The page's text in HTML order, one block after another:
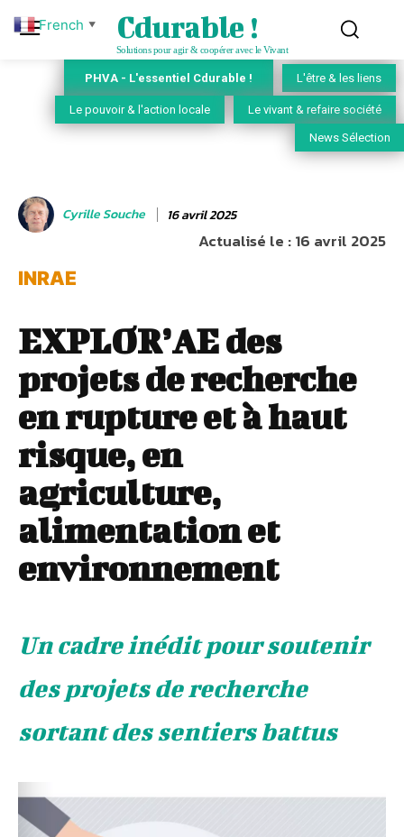
Cdurable !
Solutions pour agir & coopérer avec le Vivant
PHVA - L'essentiel Cdurable ! L'être & les liens
Le pouvoir & l'action locale Le vivant & refaire société
News Sélection
Cyrille Souche 16 avril 2025
Actualisé le :16 avril 2025
INRAE
EXPLOR’AE des
projets de recherche
en rupture et à haut
risque, en
agriculture,
alimentation et
environnement
Un cadre inédit pour soutenir
des projets de recherche
sortant des sentiers battus
French ▼